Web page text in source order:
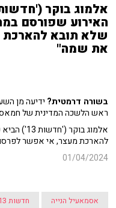
האירוע שפורסם
שלא תובא
את שמה"
בשורה דרמטית? ידיעה מן
ראש הלשכה המדינית של
אלמוג
להארכת מעצר, אי אפשר
01/04/2024
אסמאעיל הנייה חדשות 13